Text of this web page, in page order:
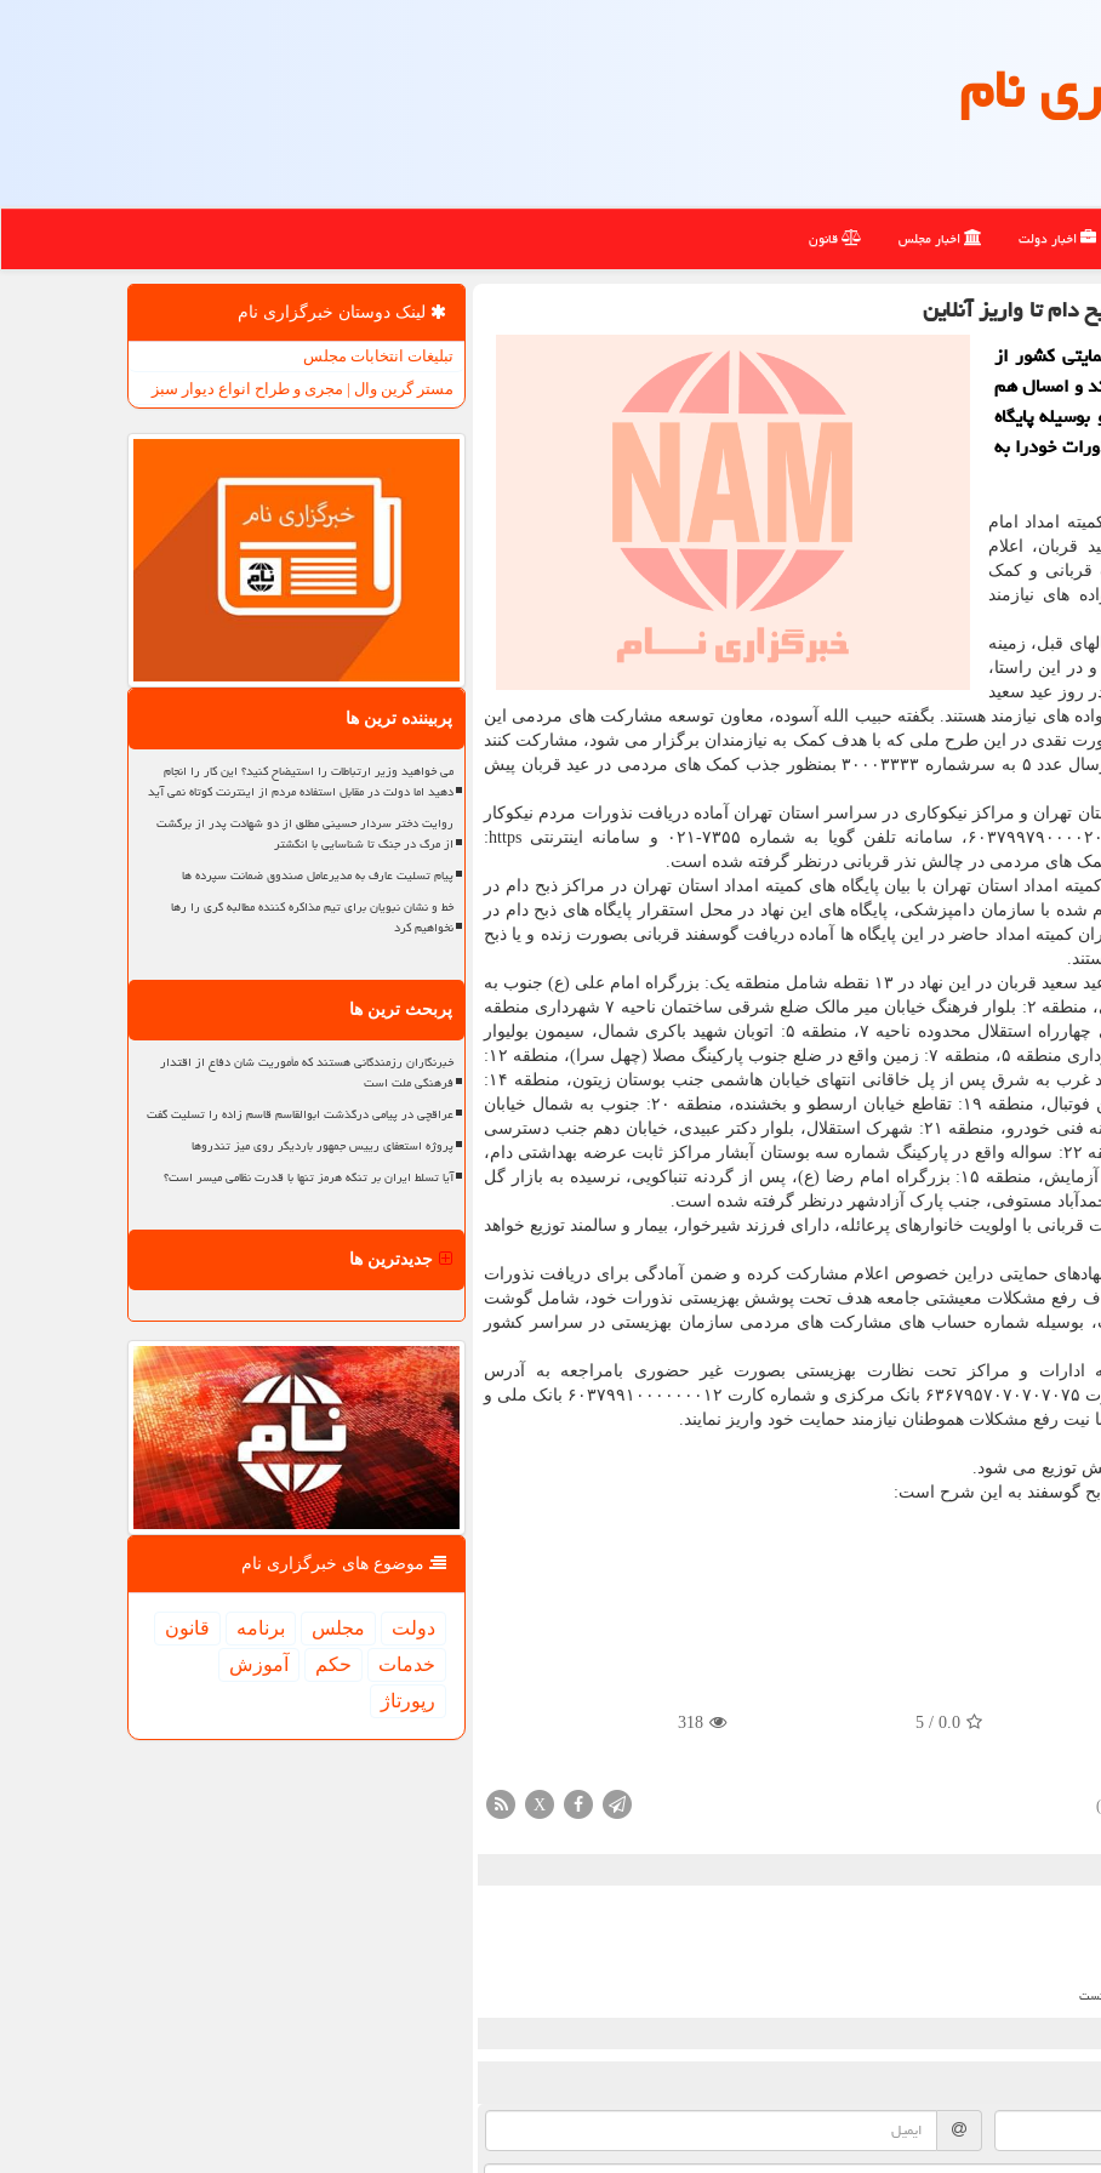
نام
اخبار دولت اخبار مجلس قانون
تا واریز آنلاین
کشور از
و امسال هم
پایگاه
خودرا به
امداد امام
قربان، اعلام
قربانی و کمک
های نیازمند
قبل، زمینه
این راستا،
روز عید سعید
های نیازمند هستند. بگفته حبیب الله آسوده، معاون توسعه مشارکت های مردمی این
نقدی در این طرح ملی که با هدف کمک به نیازمندان برگزار می شود، مشارکت کنند
که شماره کارت ۶۰۳۷۹۹۷۹۰۰۰۰۴۸۴۸ کد #۸۸۷۷* و ارسال عدد ۵ به سرشماره ۳۰۰۰۳۳۳۳ بمنظور جذب کمک های مردمی در عید قربان پیش
تهران و مراکز نیکوکاری در سراسر استان تهران آماده دریافت نذورات مردم نیکوکار
هستند، کد دستوری #۰۲۱*۸۸۷۷* و شماره کارت ۶۰۳۷۹۹۷۹۰۰۰۰۲۰۰۸، سامانه تلفن گویا به شماره ۷۳۵۵-۰۲۱ و سامانه اینترنتی https:
استان تهران با بیان پایگاه های کمیته امداد استان تهران در مراکز ذبح دام در
با سازمان دامپزشکی، پایگاه های این نهاد در محل استقرار پایگاه های ذبح دام در
کمیته امداد حاضر در این پایگاه ها آماده دریافت گوسفند قربانی بصورت زنده و یا ذبح
روش های مشارکت در چالش «نذر قربانی» به مناسبت عید سعید قربان در این نهاد در ۱۳ نقطه شامل منطقه یک: بزرگراه امام علی (ع) جنوب به
شمال پس از پل اتوبان صدر ورودی خیابان گلچین جنوبی، منطقه ۲: بلوار فرهنگ خیابان میر مالک ضلع شرقی ساختمان ناحیه ۷ شهرداری منطقه
۲، منطقه ۴: خیابان هنگام زمین بایر ضلع شمال شرقی چهارراه استقلال محدوده ناحیه ۷، منطقه ۵: اتوبان شهید باکری شمال، سیمون بولیوار
تقاطع جنب آباتد شمالی ضلع جنوب ساختمان موتور شهرداری منطقه ۵، منطقه ۷: زمین واقع در ضلع جنوب پارکینگ مصلا (چهل سرا)، منطقه ۱۲:
در خیابان ری جنب پمپ بنزین، منطقه ۱۳: خیابان دماوند غرب به شرق پس از پل خاقانی انتهای خیابان هاشمی جنب بوستان زیتون، منطقه ۱۴:
اتوبان محلاتی، خیابان شاه آبادی، بلوار کوثر، جنب زمین فوتبال، منطقه ۱۹: تقاطع خیابان ارسطو و بخشنده، منطقه ۲۰: جنوب به شمال خیابان
شهید رجایی پس از پل شهید آوینی، جنب ساختمان معاینه فنی خودرو، منطقه ۲۱: شهرک استقلال، بلوار دکتر عبیدی، خیابان دهم جنب دسترسی
محلی بزرگراه آزادگان، ضلع شمال بوستان انرژی، منطقه ۲۲: سواله واقع در پارکینگ شماره سه بوستان آبشار مراکز ثابت عرضه بهداشتی دام،
منطقه ۴: تهرانپارس- حکیمیه- خیابان تابا- جنب کارخانه آزمایش، منطقه ۱۵: بزرگراه امام رضا (ع)، پس از گردنه تنباکویی، نرسیده به بازار گل
با اولویت خانوارهای پرعائله، دارای فرزند شیرخوار، بیمار و سالمند توزیع خواهد
نهادهای حمایتی دراین خصوص اعلام مشارکت کرده و ضمن آمادگی برای دریافت نذورات
هدف رفع مشکلات معیشتی جامعه هدف تحت پوشش بهزیستی نذورات خود، شامل گوشت
بوسیله شماره حساب های مشارکت های مردمی سازمان بهزیستی در سراسر کشور
ادارات و مراکز تحت نظارت بهزیستی بصورت غیر حضوری بامراجعه به آدرس
mosharekat.behzisti.ir و کد دستوری #۱۲۳* یا شماره کارت ۶۳۶۷۹۵۷۰۷۰۷۰۷۰۷۵ بانک مرکزی و شماره کارت ۶۰۳۷۹۹۱۰۰۰۰۰۰۰۱۲ بانک ملی و
توزیع می شود.
ذبح گوسفند به این شرح است:
0.0
/
5
318
X
لینک دوستان خبرگزاری نام
تبلیغات انتخابات مجلس
مستر گرین وال | مجری و طراح انواع دیوار سبز
پربیننده ترین ها
می خواهید وزیر ارتباطات را استیضاح کنید؟ این کار را انجام
دهید اما دولت در مقابل استفاده مردم از اینترنت کوتاه نمی آید
روایت دختر سردار حسینی مطلق از دو شهادت پدر از برگشت
از مرگ در جنگ تا شناسایی با انگشتر
پیام تسلیت عارف به مدیرعامل صندوق ضمانت سپرده ها
خط و نشان نبویان برای تیم مذاکره کننده مطالبه گری را رها
نخواهیم کرد
پربحث ترین ها
خبرنگاران رزمندگانی هستند که مأموریت شان دفاع از اقتدار
فرهنگی ملت است
عراقچی در پیامی درگذشت ابوالقاسم قاسم زاده را تسلیت گفت
پروژه استعفای رییس جمهور باردیگر روی میز تندروها
آیا تسلط ایران بر تنگه هرمز تنها با قدرت نظامی میسر است؟
جدیدترین ها
موضوع های خبرگزاری نام
دولت مجلس برنامه
قانون
خدمات
حكم
آموزش
رپورتاژ